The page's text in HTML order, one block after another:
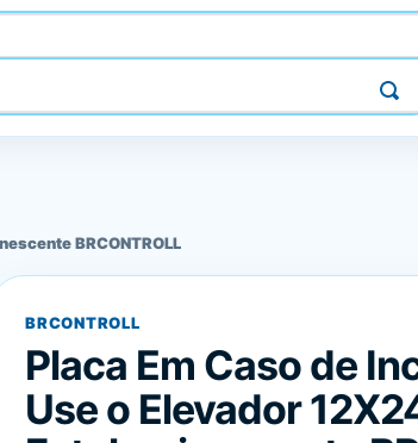
BRCONTROLL
BRCONTROLL
Placa Em Caso de
Use o Elevador